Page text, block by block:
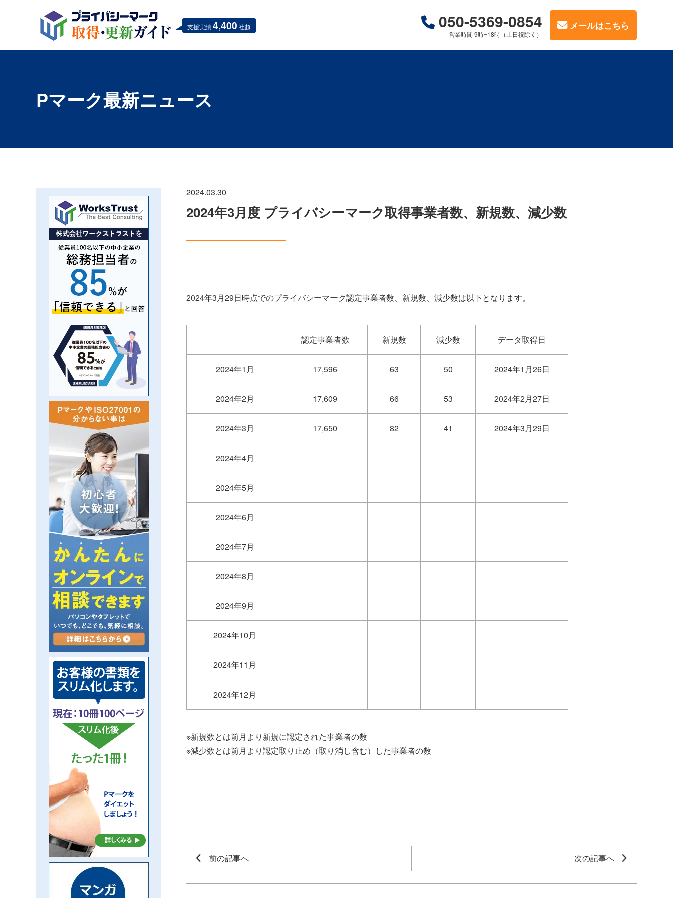
支援実績4,400 社超 050-5369-0854
営業時間 9時~18時（土日祝除く）
メールはこちら
Pマーク最新ニュース
2024.03.30
2024年3月度 プライバシーマーク取得事業者数、新規数、減少数
2024年3月29日時点でのプライバシーマーク認定事業者数、新規数、減少数は以下となります。
認定事業者数 新規数 減少数 データ取得日
2024年1月 17,596 63 50 2024年1月26日
2024年2月 17,609 66 53 2024年2月27日
2024年3月 17,650 82 41 2024年3月29日
2024年4月
2024年5月
2024年6月
2024年7月
2024年8月
2024年9月
2024年10月
2024年11月
2024年12月
※新規数とは前月より新規に認定された事業者の数
※減少数とは前月より認定取り止め（取り消し含む）した事業者の数
前の記事へ 次の記事へ